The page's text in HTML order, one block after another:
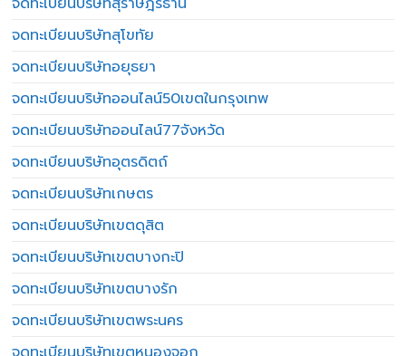
จดทะเบียนบริษัทสุโขทัย
จดทะเบียนบริษัทอยุธยา
จดทะเบียนบริษัทออนไลน์50เขตในกรุงเทพ
จดทะเบียนบริษัทออนไลน์77จังหวัด
จดทะเบียนบริษัทอุตรดิตถ์
จดทะเบียนบริษัทเกษตร
จดทะเบียนบริษัทเขตดุสิต
จดทะเบียนบริษัทเขตบางกะปิ
จดทะเบียนบริษัทเขตบางรัก
จดทะเบียนบริษัทเขตพระนคร